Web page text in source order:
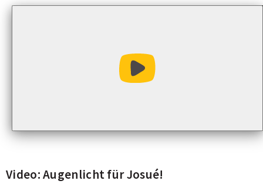
Video abspielen
Video: Augenlicht für Josué!